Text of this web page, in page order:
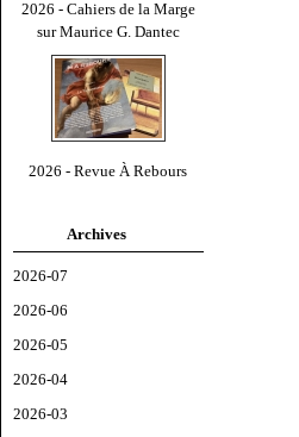
2026 - Cahiers de la Marge
sur Maurice G. Dantec
2026 - Revue À Rebours
Archives
2026-07
2026-06
2026-05
2026-04
2026-03